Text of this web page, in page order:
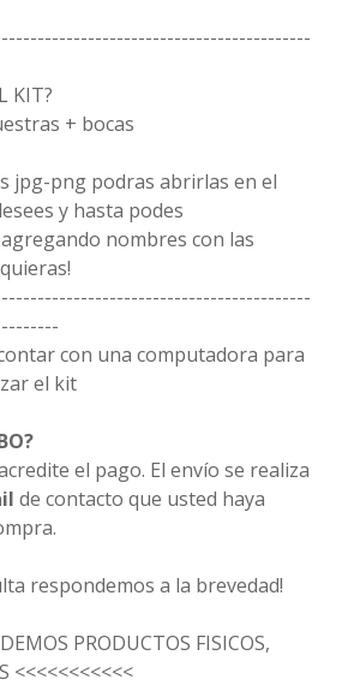
KIT?
+ bocas
jpg-png podras abrirlas en el
y hasta podes
nombres con las
con una computadora para
el kit
el pago. El envío se realiza
de contacto que usted haya
respondemos a la brevedad!
PRODUCTOS FISICOS,
<<<<<<<<<<<